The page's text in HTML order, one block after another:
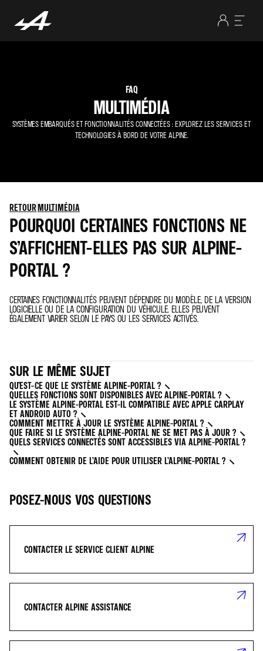
FAQ
MULTIMÉDIA
SYSTÈMES EMBARQUÉS ET FONCTIONNALITÉS CONNECTÉES : EXPLOREZ LES SERVICES ET
TECHNOLOGIES À BORD DE VOTRE ALPINE.
RETOURMULTIMÉDIA
POURQUOI CERTAINES FONCTIONS NE
S’AFFICHENT-ELLES PAS SUR ALPINE-
PORTAL ?
CERTAINES FONCTIONNALITÉS PEUVENT DÉPENDRE DU MODÈLE, DE LA VERSION
LOGICIELLE OU DE LA CONFIGURATION DU VÉHICULE. ELLES PEUVENT
ÉGALEMENT VARIER SELON LE PAYS OU LES SERVICES ACTIVÉS.
SUR LE MÊME SUJET
QU’EST-CE QUE LE SYSTÈME ALPINE-PORTAL ?
QUELLES FONCTIONS SONT DISPONIBLES AVEC ALPINE-PORTAL ?
LE SYSTÈME ALPINE-PORTAL EST-IL COMPATIBLE AVEC APPLE CARPLAY
ET ANDROID AUTO ?
COMMENT METTRE À JOUR LE SYSTÈME ALPINE-PORTAL ?
QUE FAIRE SI LE SYSTÈME ALPINE-PORTAL NE SE MET PAS À JOUR ?
QUELS SERVICES CONNECTÉS SONT ACCESSIBLES VIA ALPINE-PORTAL ?
COMMENT OBTENIR DE L’AIDE POUR UTILISER L’ALPINE-PORTAL ?
POSEZ-NOUS VOS QUESTIONS
CONTACTER LE SERVICE CLIENT ALPINE
CONTACTER ALPINE ASSISTANCE